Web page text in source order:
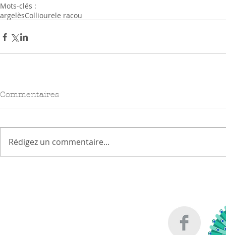
Mots-clés :
argelèsColliourele racou
Commentaires
Rédigez un commentaire...